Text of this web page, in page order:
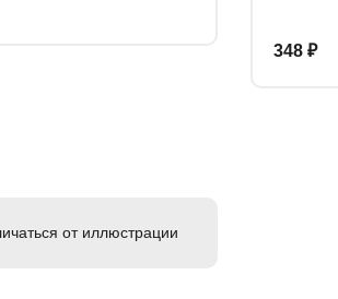
от иллюстрации
348 ₽